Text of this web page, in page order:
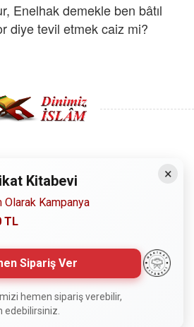
Enelhak demekle ben bâtıl
diye tevil etmek caiz mi?
İslam. Her Hakkı Saklıdır.
bütün insanların istifadesi için
sadık kalmak şartıyla, izin
herkes istediği gibi alıp istifade
edebilir.
Siteyi Göster
×
Kitabevi
Olarak Kampanya
TL
Sipariş Ver
hemen sipariş verebilir,